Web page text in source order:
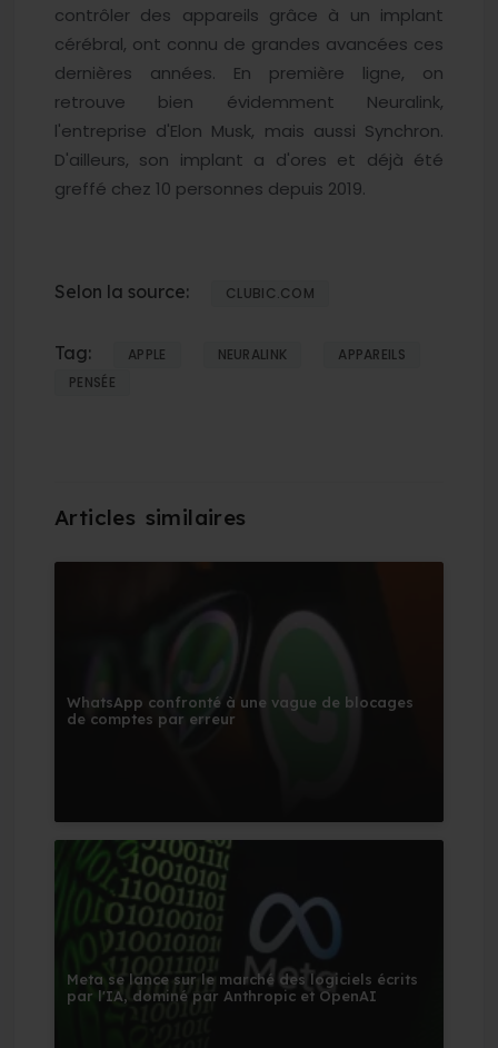
contrôler des appareils grâce à un implant
cérébral, ont connu de grandes avancées ces
dernières années. En première ligne, on
retrouve bien évidemment Neuralink,
l'entreprise d'Elon Musk, mais aussi Synchron.
D'ailleurs, son implant a d'ores et déjà été
greffé chez 10 personnes depuis 2019.
Selon la source: CLUBIC.COM
Tag: APPLE NEURALINK
APPAREILS
PENSÉE
WhatsApp confronté à une vague de blocages
de comptes par erreur
Meta se lance sur le marché des logiciels écrits
par l'IA, dominé par Anthropic et OpenAI